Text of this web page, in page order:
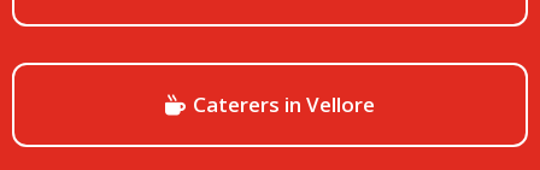
Caterers in Vellore